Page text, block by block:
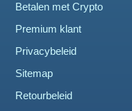
Betalen met Crypto
Premium klant
Privacybeleid
Sitemap
Retourbeleid